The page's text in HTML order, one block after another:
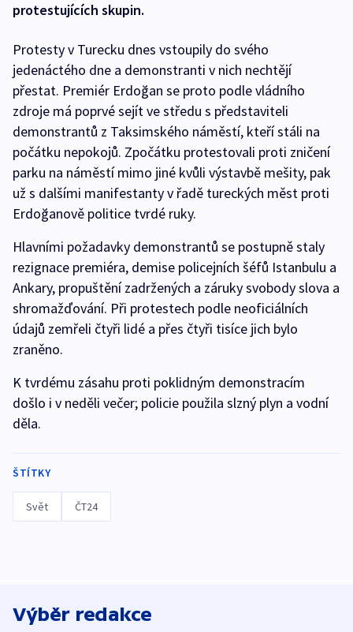
protestujících skupin.
Protesty v Turecku dnes vstoupily do svého
jedenáctého dne a demonstranti v nich nechtějí
přestat. Premiér Erdoğan se proto podle vládního
zdroje má poprvé sejít ve středu s představiteli
demonstrantů z Taksimského náměstí, kteří stáli na
počátku nepokojů. Zpočátku protestovali proti zničení
parku na náměstí mimo jiné kvůli výstavbě mešity, pak
už s dalšími manifestanty v řadě tureckých měst proti
Erdoğanově politice tvrdé ruky.
Hlavními požadavky demonstrantů se postupně staly
rezignace premiéra, demise policejních šéfů Istanbulu a
Ankary, propuštění zadržených a záruky svobody slova a
shromažďování. Při protestech podle neoficiálních
údajů zemřeli čtyři lidé a přes čtyři tisíce jich bylo
zraněno.
K tvrdému zásahu proti poklidným demonstracím
došlo i v neděli večer; policie použila slzný plyn a vodní
děla.
ŠTÍTKY
Svět ČT24
Výběr redakce